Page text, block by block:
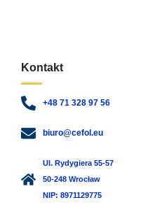
Kontakt
+48 71 328 97 56
biuro@cefol.eu
Ul. Rydygiera 55-57
50-248 Wrocław
NIP: 8971129775